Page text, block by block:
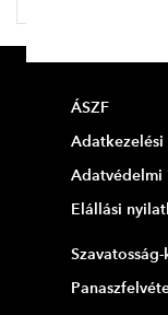
ÁSZF
Adatvédelmi
Elállási